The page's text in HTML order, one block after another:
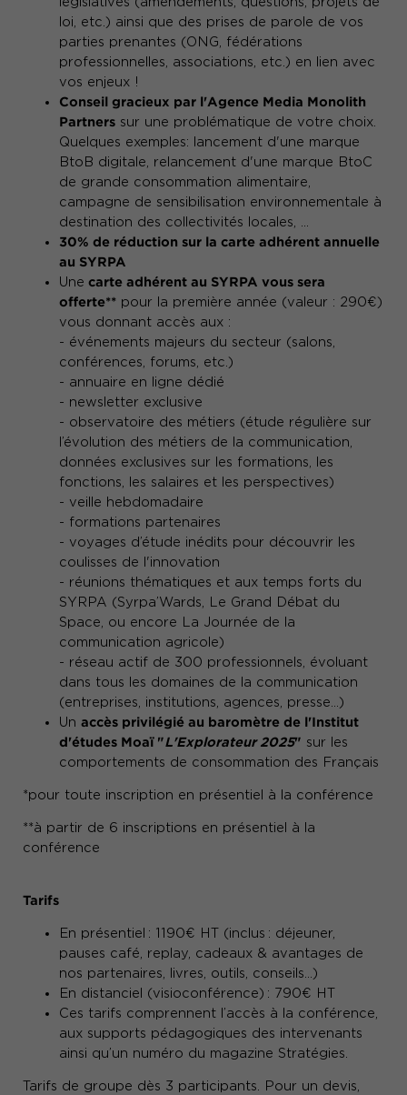
loi, etc.) ainsi que des prises de parole de vos
parties prenantes (ONG, fédérations
professionnelles, associations, etc.) en lien avec
vos enjeux !
Conseil gracieux par l'Agence Media Monolith
Partners sur une problématique de votre choix.
Quelques exemples: lancement d'une marque
BtoB digitale, relancement d'une marque BtoC
de grande consommation alimentaire,
campagne de sensibilisation environnementale à
destination des collectivités locales, ...
30% de réduction sur la carte adhérent annuelle
au SYRPA
Une carte adhérent au SYRPA vous sera
offerte** pour la première année (valeur : 290€)
vous donnant accès aux :
- événements majeurs du secteur (salons,
conférences, forums, etc.)
- annuaire en ligne dédié
- newsletter exclusive
- observatoire des métiers (étude régulière sur
l’évolution des métiers de la communication,
données exclusives sur les formations, les
fonctions, les salaires et les perspectives)
- veille hebdomadaire
- formations partenaires
- voyages d’étude inédits pour découvrir les
coulisses de l'innovation
- réunions thématiques et aux temps forts du
SYRPA (Syrpa’Wards, Le Grand Débat du
Space, ou encore La Journée de la
communication agricole)
- réseau actif de 300 professionnels, évoluant
dans tous les domaines de la communication
(entreprises, institutions, agences, presse…)
Un accès privilégié au baromètre de l'Institut
d'études Moaï "L'Explorateur 2025" sur les
comportements de consommation des Français
*pour toute inscription en présentiel à la conférence
**à partir de 6 inscriptions en présentiel à la
conférence
Tarifs
En présentiel : 1190€ HT (inclus : déjeuner,
pauses café, replay, cadeaux & avantages de
nos partenaires, livres, outils, conseils…)
En distanciel (visioconférence) : 790€ HT
Ces tarifs comprennent l’accès à la conférence,
aux supports pédagogiques des intervenants
ainsi qu’un numéro du magazine Stratégies.
Tarifs de groupe dès 3 participants. Pour un devis,